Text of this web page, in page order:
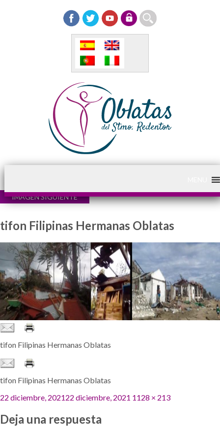
IMAGEN SIGUIENTE
tifon Filipinas Hermanas Oblatas
tifon Filipinas Hermanas Oblatas
tifon Filipinas Hermanas Oblatas
Publicado
22 diciembre, 202122 diciembre, 2021 Tamaño
1128 × 213
Deja una respuesta